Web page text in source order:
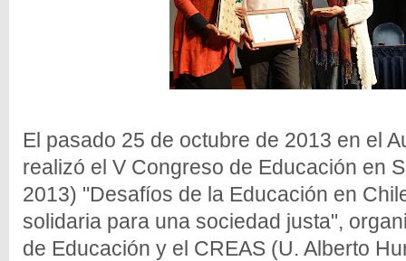
El pasado 25 de octubre de 2013 en el
realizó el V Congreso de Educación en
2013) "Desafíos de la Educación en
solidaria para una sociedad justa",
de Educación y el CREAS (U. Alberto